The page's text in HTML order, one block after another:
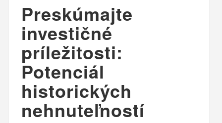
Preskúmajte
investičné
príležitosti:
Potenciál
historických
nehnuteľností